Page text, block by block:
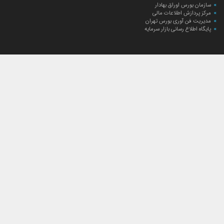
سازمان بورس اوراق بهادار
مرکز پردازش اطلاعات مالی
مدیریت فن آوری بورس تهران
پایگاه اطلاع رسانی بازار سرمایه
ارتباط با صندوق